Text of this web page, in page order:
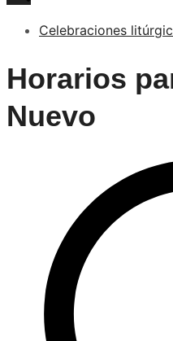
Celebraciones
Horarios
Nuevo